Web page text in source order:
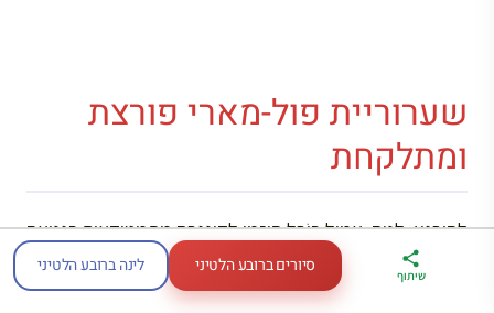
שערוריית פול-מארי פורצת
ומתלקחת
להירגע, לנוח. אמיל בּוֹרֵל הוזמן לקונגרס מתמטיקאים בגנואה
ומארי הצטרפה, נשענת על זוג הידידים הנאמנים. “חייבים
להציל את פול מציפורניה של ז’אן”, חזרה ומלמלה מארי
ארגז הכלים שלי
לטיול בצרפת
מדריך פריז
במתנה
דברו
איתי בווטסאפ
שיתוף סיורים ברובע הלטיני לינה ברובע הלטיני